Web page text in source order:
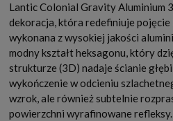
Lantic Colonial Gravity Aluminium
dekoracja, która redefiniuje pojęcie
wykonana z wysokiej jakości
modny kształt heksagonu, który
strukturze (3D) nadaje ścianie
wykończenie w odcieniu
wzrok, ale również subtelnie
powierzchni wyrafinowane